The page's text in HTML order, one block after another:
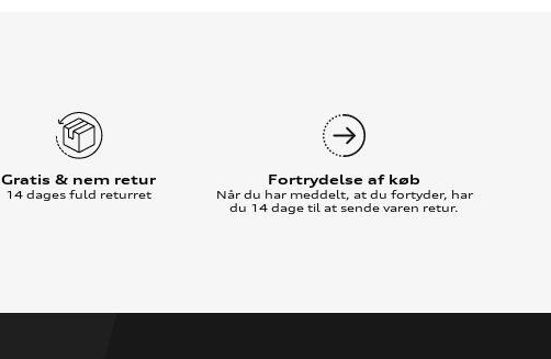
Gratis & nem retur
14 dages fuld returret
Fortrydelse af køb
Når du har meddelt, at du fortyder, har
du 14 dage til at sende varen retur.